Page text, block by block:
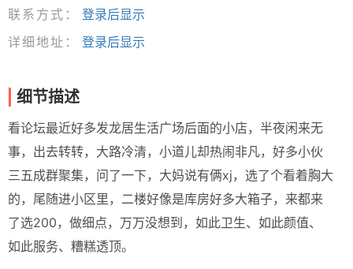
联系方式：
登录后显示
详细地址：
登录后显示
细节描述
看论坛最近好多发龙居生活广场后面的小店，半夜闲来无
事，出去转转，大路冷清，小道儿却热闹非凡，好多小伙
三五成群聚集，问了一下，大妈说有俩xj，选了个看着胸大
的，尾随进小区里，二楼好像是库房好多大箱子，来都来
了选200，做细点，万万没想到，如此卫生、如此颜值、
如此服务、糟糕透顶。